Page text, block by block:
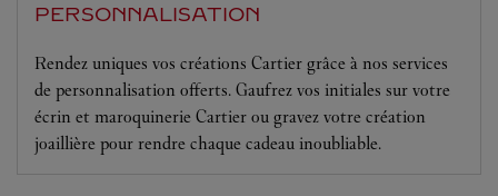
PERSONNALISATION
Rendez uniques vos créations Cartier grâce à nos services
de personnalisation offerts. Gaufrez vos initiales sur votre
écrin et maroquinerie Cartier ou gravez votre création
joaillière pour rendre chaque cadeau inoubliable.